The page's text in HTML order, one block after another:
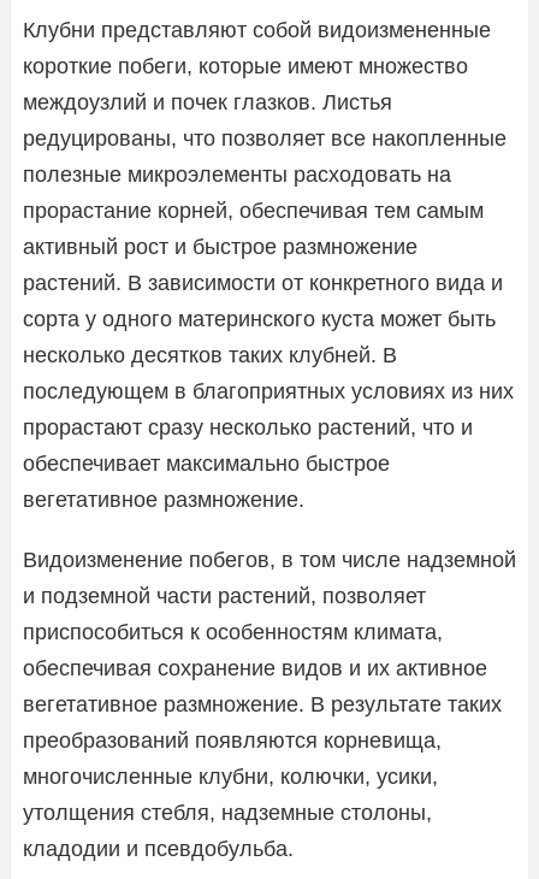
Клубни представляют собой видоизмененные
короткие побеги, которые имеют множество
междоузлий и почек глазков. Листья
редуцированы, что позволяет все накопленные
полезные микроэлементы расходовать на
прорастание корней, обеспечивая тем самым
активный рост и быстрое размножение
растений. В зависимости от конкретного вида и
сорта у одного материнского куста может быть
несколько десятков таких клубней. В
последующем в благоприятных условиях из них
прорастают сразу несколько растений, что и
обеспечивает максимально быстрое
вегетативное размножение.
Видоизменение побегов, в том числе надземной
и подземной части растений, позволяет
приспособиться к особенностям климата,
обеспечивая сохранение видов и их активное
вегетативное размножение. В результате таких
преобразований появляются корневища,
многочисленные клубни, колючки, усики,
утолщения стебля, надземные столоны,
кладодии и псевдобульба.